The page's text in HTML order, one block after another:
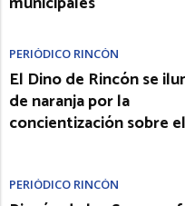
PERIÓDICO RINCÓN
El Dino de Rincón se
de naranja por la
concientización sobre
PERIÓDICO RINCÓN